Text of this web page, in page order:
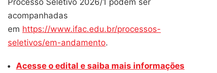
Processo Seletivo 2026/1 podem ser
acompanhadas
em https://www.ifac.edu.br/processos-
seletivos/em-andamento.
Acesse o edital e saiba mais informações